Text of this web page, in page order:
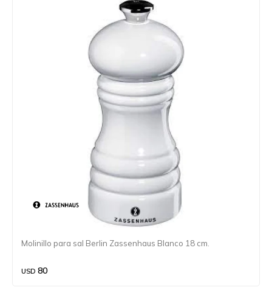
Molinillo para sal Berlin Zassenhaus Blanco 18 cm.
USD 80